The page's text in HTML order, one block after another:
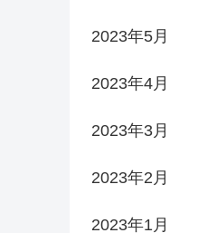
2023年5月
2023年4月
2023年3月
2023年2月
2023年1月